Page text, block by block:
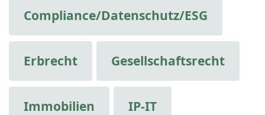
Compliance/Datenschutz/ESG
Erbrecht Gesellschaftsrecht
Immobilien IP-IT